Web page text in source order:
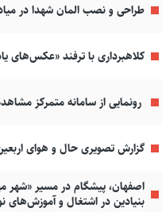
طراحی و نصب المان شهدا در
کلاهبرداری با ترفند «عکس‌های
رونمایی از سامانه متمرکز
گزارش تصویری حال و هوای
اصفهان، پیشگام در مسیر «شهر
بنیادین در اشتغال و آموزش‌های